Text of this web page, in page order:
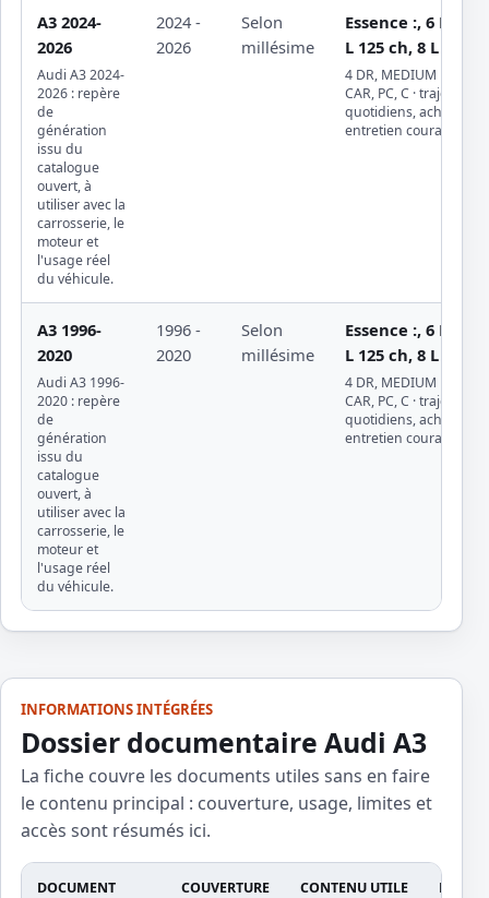
A3 2024-
2026
Audi A3 2024-
2026 : repère
de
génération
issu du
catalogue
ouvert, à
utiliser avec la
carrosserie, le
moteur et
l'usage réel
du véhicule.
2024 -
2026
Selon
millésime
Essence :, 6 L 101
L 125 ch, 8 L T
4 DR, MEDIUM
CAR, PC, C · trajets
quotidiens, achat
entretien courant
A3 1996-
2020
Audi A3 1996-
2020 : repère
de
génération
issu du
catalogue
ouvert, à
utiliser avec la
carrosserie, le
moteur et
l'usage réel
du véhicule.
1996 -
2020
Selon
millésime
Essence :, 6 L 101
L 125 ch, 8 L T
4 DR, MEDIUM
CAR, PC, C · trajets
quotidiens, achat
entretien courant
INFORMATIONS INTÉGRÉES
Dossier documentaire Audi A3
La fiche couvre les documents utiles sans en faire
le contenu principal : couverture, usage, limites et
accès sont résumés ici.
DOCUMENT COUVERTURE CONTENU UTILE